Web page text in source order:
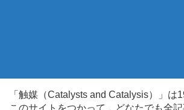
「触媒（Catalysts and Catalysis）」
このサイトをつかって，どなたでも全